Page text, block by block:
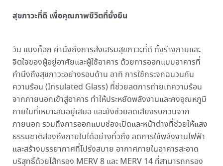
สุขภาวะที่ดี เพื่อคุณภาพชีวิตที่ยั่งยืน
วัน แบงค็อก คำนึงถึงการส่งเสริมสุขภาวะที่ดี ทั้งร่างกายและ
จิตใจของผู้อยู่อาศัยและผู้ใช้อาคาร ด้วยการออกแบบอาคารที่
คำนึงถึงสุขภาวะอย่างรอบด้าน อาทิ การใช้กระจกฉนวนกัน
ความร้อน (Insulated Glass) ที่ช่วยลดการถ่ายเทความร้อน
จากภายนอกเข้าสู่อาคาร ทำให้ประหยัดพลังงานและคงอุณหภูมิ
ภายในที่เหมาะสมอยู่เสมอ และยังช่วยลดเสียงรบกวนจาก
ภายนอก รวมถึงการออกแบบช่องเปิดและหน้าต่างที่ช่วยให้แสง
ธรรมชาติส่องถึงภายในได้อย่างทั่วถึง ลดการใช้พลังงานไฟฟ้า
และสร้างบรรยากาศที่โปร่งสบาย อากาศภายในอาคารสะอาด
บริสุทธิ์ด้วยไส้กรอง MERV 8 และ MERV 14 ที่สามารถกรอง